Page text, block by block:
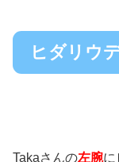
ヒダリウ
Takaさんの左腕に